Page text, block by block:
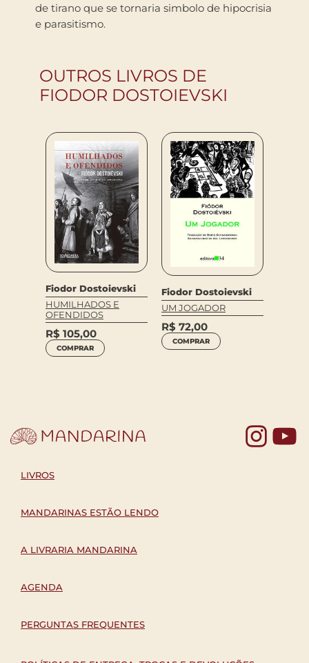
de tirano que se tornaria simbolo de hipocrisia
e parasitismo.
OUTROS LIVROS DE
FIODOR DOSTOIEVSKI
Fiodor Dostoievski
HUMILHADOS E
OFENDIDOS
R$ 105,00
COMPRAR
Fiodor Dostoievski
UM JOGADOR
R$ 72,00
COMPRAR
LIVROS
MANDARINAS ESTÃO LENDO
A LIVRARIA MANDARINA
AGENDA
PERGUNTAS FREQUENTES